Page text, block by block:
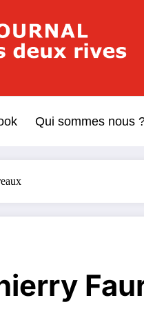
des Deux
Qui sommes nous